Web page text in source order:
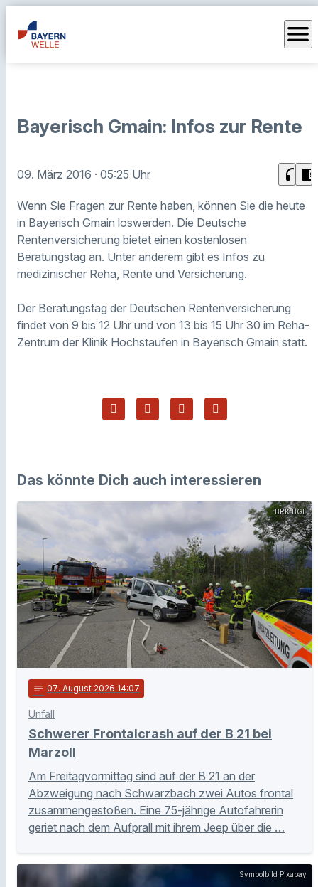
menu
Bayerisch Gmain: Infos zur Rente
09. März 2016 · 05:25 Uhr headphones chrome_reader_mode
Wenn Sie Fragen zur Rente haben, können Sie die heute
in Bayerisch Gmain loswerden. Die Deutsche
Rentenversicherung bietet einen kostenlosen
Beratungstag an. Unter anderem gibt es Infos zu
medizinischer Reha, Rente und Versicherung.
Der Beratungstag der Deutschen Rentenversicherung
findet von 9 bis 12 Uhr und von 13 bis 15 Uhr 30 im Reha-
Zentrum der Klinik Hochstaufen in Bayerisch Gmain statt.
Das könnte Dich auch interessieren
BRK BGL
notes 07. August 2026 14:07
Unfall
Schwerer Frontalcrash auf der B 21 bei
Marzoll
Am Freitagvormittag sind auf der B 21 an der
Abzweigung nach Schwarzbach zwei Autos frontal
zusammengestoßen. Eine 75-jährige Autofahrerin
geriet nach dem Aufprall mit ihrem Jeep über die …
Symbolbild Pixabay